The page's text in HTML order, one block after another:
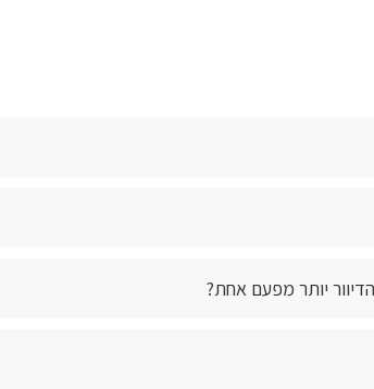
יותר מפעם אחת?